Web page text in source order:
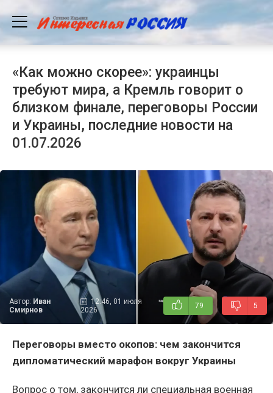
«Как можно скорее»: украинцы
требуют мира, а Кремль говорит о
близком финале, переговоры России
и Украины, последние новости на
01.07.2026
Автор: Иван
Смирнов
12:46, 01 июля
2026
79 5
Переговоры вместо окопов: чем закончится
дипломатический марафон вокруг Украины
Вопрос о том, закончится ли специальная военная